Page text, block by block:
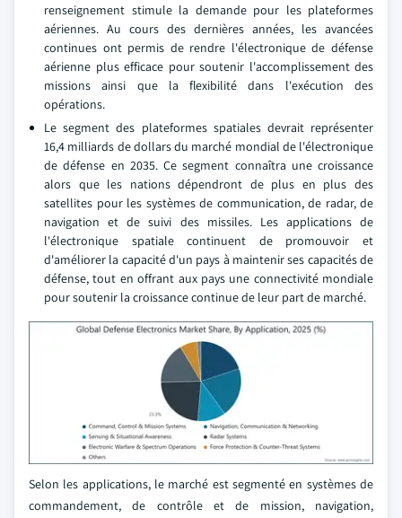
renseignement stimule la demande pour les plateformes
aériennes. Au cours des dernières années, les avancées
continues ont permis de rendre l'électronique de défense
aérienne plus efficace pour soutenir l'accomplissement des
missions ainsi que la flexibilité dans l'exécution des
opérations.
Le segment des plateformes spatiales devrait représenter
16,4 milliards de dollars du marché mondial de l'électronique
de défense en 2035. Ce segment connaîtra une croissance
alors que les nations dépendront de plus en plus des
satellites pour les systèmes de communication, de radar, de
navigation et de suivi des missiles. Les applications de
l'électronique spatiale continuent de promouvoir et
d'améliorer la capacité d'un pays à maintenir ses capacités de
défense, tout en offrant aux pays une connectivité mondiale
pour soutenir la croissance continue de leur part de marché.
Selon les applications, le marché est segmenté en systèmes de
commandement, de contrôle et de mission, navigation,